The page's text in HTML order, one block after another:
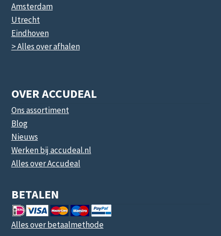
Amsterdam
Utrecht
Eindhoven
> Alles over afhalen
OVER ACCUDEAL
Ons assortiment
Blog
Nieuws
Werken bij accudeal.nl
Alles over Accudeal
BETALEN
Alles over betaalmethode